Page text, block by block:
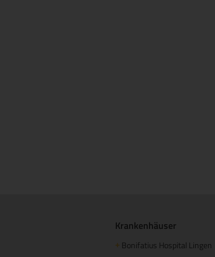
Krankenhäuser
+ Bonifatius Hospital Lingen